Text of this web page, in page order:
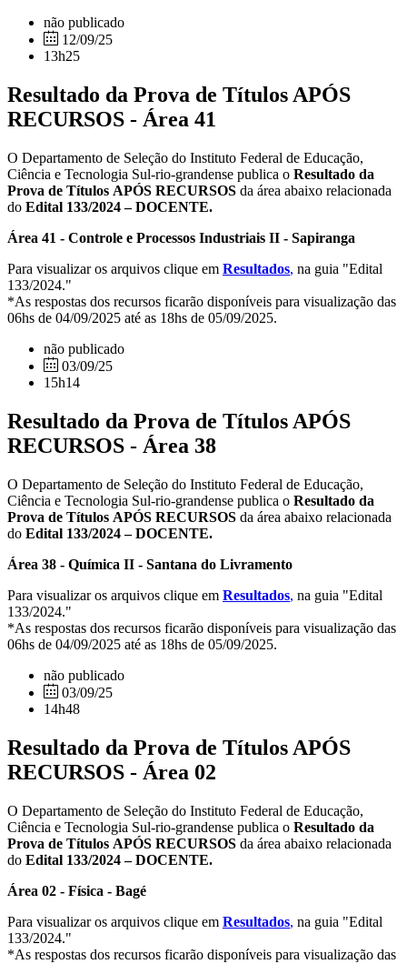
não publicado
12/09/25
13h25
Resultado da Prova de Títulos APÓS
RECURSOS - Área 41
O Departamento de Seleção do Instituto Federal de Educação,
Ciência e Tecnologia Sul-rio-grandense publica o Resultado da
Prova de Títulos APÓS RECURSOS da área abaixo relacionada
do Edital 133/2024 – DOCENTE.
Área 41 - Controle e Processos Industriais II - Sapiranga
Para visualizar os arquivos clique em Resultados, na guia "Edital
133/2024."
*As respostas dos recursos ficarão disponíveis para visualização das
06hs de 04/09/2025 até as 18hs de 05/09/2025.
não publicado
03/09/25
15h14
Resultado da Prova de Títulos APÓS
RECURSOS - Área 38
O Departamento de Seleção do Instituto Federal de Educação,
Ciência e Tecnologia Sul-rio-grandense publica o Resultado da
Prova de Títulos APÓS RECURSOS da área abaixo relacionada
do Edital 133/2024 – DOCENTE.
Área 38 - Química II - Santana do Livramento
Para visualizar os arquivos clique em Resultados, na guia "Edital
133/2024."
*As respostas dos recursos ficarão disponíveis para visualização das
06hs de 04/09/2025 até as 18hs de 05/09/2025.
não publicado
03/09/25
14h48
Resultado da Prova de Títulos APÓS
RECURSOS - Área 02
O Departamento de Seleção do Instituto Federal de Educação,
Ciência e Tecnologia Sul-rio-grandense publica o Resultado da
Prova de Títulos APÓS RECURSOS da área abaixo relacionada
do Edital 133/2024 – DOCENTE.
Área 02 - Física - Bagé
Para visualizar os arquivos clique em Resultados, na guia "Edital
133/2024."
*As respostas dos recursos ficarão disponíveis para visualização das